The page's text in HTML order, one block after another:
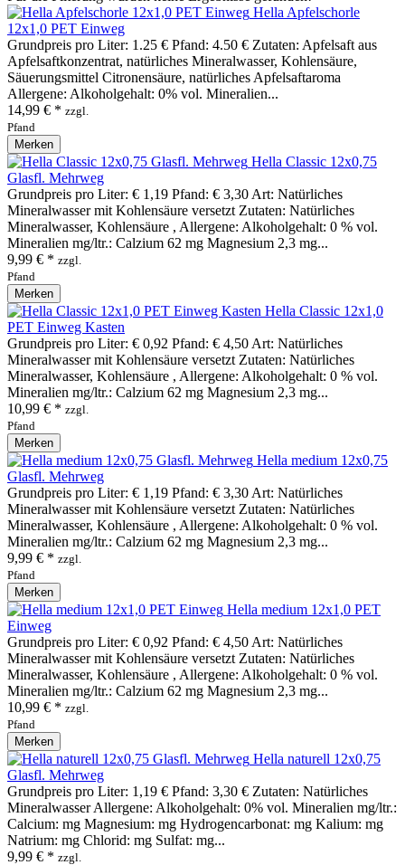
Hella Apfelschorle
12x1,0 PET Einweg
Grundpreis pro Liter: 1.25 € Pfand: 4.50 € Zutaten: Apfelsaft aus
Apfelsaftkonzentrat, natürliches Mineralwasser, Kohlensäure,
Säuerungsmittel Citronensäure, natürliches Apfelsaftaroma
Allergene: Alkoholgehalt: 0% vol. Mineralien...
14,99 € * zzgl.
Pfand
Merken
Hella Classic 12x0,75
Glasfl. Mehrweg
Grundpreis pro Liter: € 1,19 Pfand: € 3,30 Art: Natürliches
Mineralwasser mit Kohlensäure versetzt Zutaten: Natürliches
Mineralwasser, Kohlensäure , Allergene: Alkoholgehalt: 0 % vol.
Mineralien mg/ltr.: Calzium 62 mg Magnesium 2,3 mg...
9,99 € * zzgl.
Pfand
Merken
Hella Classic 12x1,0
PET Einweg Kasten
Grundpreis pro Liter: € 0,92 Pfand: € 4,50 Art: Natürliches
Mineralwasser mit Kohlensäure versetzt Zutaten: Natürliches
Mineralwasser, Kohlensäure , Allergene: Alkoholgehalt: 0 % vol.
Mineralien mg/ltr.: Calzium 62 mg Magnesium 2,3 mg...
10,99 € * zzgl.
Pfand
Merken
Hella medium 12x0,75
Glasfl. Mehrweg
Grundpreis pro Liter: € 1,19 Pfand: € 3,30 Art: Natürliches
Mineralwasser mit Kohlensäure versetzt Zutaten: Natürliches
Mineralwasser, Kohlensäure , Allergene: Alkoholgehalt: 0 % vol.
Mineralien mg/ltr.: Calzium 62 mg Magnesium 2,3 mg...
9,99 € * zzgl.
Pfand
Merken
Hella medium 12x1,0 PET
Einweg
Grundpreis pro Liter: € 0,92 Pfand: € 4,50 Art: Natürliches
Mineralwasser mit Kohlensäure versetzt Zutaten: Natürliches
Mineralwasser, Kohlensäure , Allergene: Alkoholgehalt: 0 % vol.
Mineralien mg/ltr.: Calzium 62 mg Magnesium 2,3 mg...
10,99 € * zzgl.
Pfand
Merken
Hella naturell 12x0,75
Glasfl. Mehrweg
Grundpreis pro Liter: 1,19 € Pfand: 3,30 € Zutaten: Natürliches
Mineralwasser Allergene: Alkoholgehalt: 0% vol. Mineralien mg/ltr.:
Calcium: mg Magnesium: mg Hydrogencarbonat: mg Kalium: mg
Natrium: mg Chlorid: mg Sulfat: mg...
9,99 € * zzgl.